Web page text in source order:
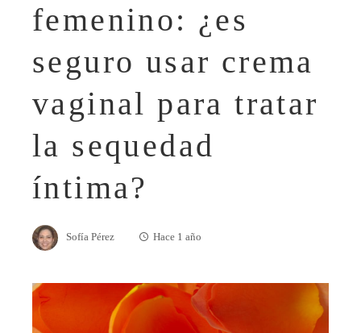
femenino: ¿es
seguro usar crema
vaginal para tratar
la sequedad
íntima?
Sofía Pérez Hace 1 año